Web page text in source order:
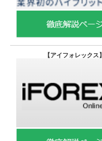
【アイフォレックス】